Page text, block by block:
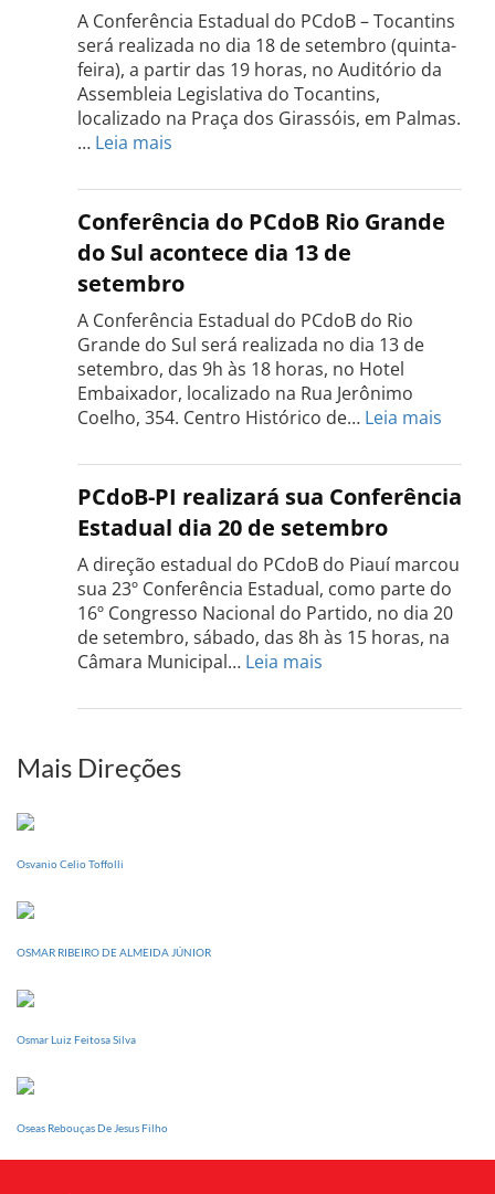
A Conferência Estadual do PCdoB – Tocantins
será realizada no dia 18 de setembro (quinta-
feira), a partir das 19 horas, no Auditório da
Assembleia Legislativa do Tocantins,
localizado na Praça dos Girassóis, em Palmas.
… Leia mais
Estadual
do
Tocantins
será
realizada
dia
18
de
setembro
Conferência do PCdoB Rio Grande
do Sul acontece dia 13 de
setembro
A Conferência Estadual do PCdoB do Rio
Grande do Sul será realizada no dia 13 de
setembro, das 9h às 18 horas, no Hotel
Embaixador, localizado na Rua Jerônimo
Coelho, 354. Centro Histórico de… Leia mais
do
PCdoB
do
Sul
dia
PCdoB-PI realizará sua Conferência
Estadual dia 20 de setembro
A direção estadual do PCdoB do Piauí marcou
sua 23º Conferência Estadual, como parte do
16º Congresso Nacional do Partido, no dia 20
de setembro, sábado, das 8h às 15 horas, na
Câmara Municipal… Leia mais
PI
Mais Direções
Osvanio Celio Toffolli
OSMAR RIBEIRO DE ALMEIDA JÚNIOR
Osmar Luiz Feitosa Silva
Oseas Rebouças De Jesus Filho